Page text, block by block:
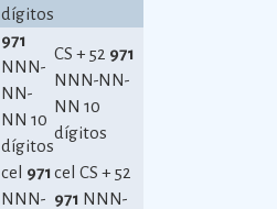
dígitos
971
NNN-
NN-
NN 10
dígitos
CS + 52 971
NNN-NN-
NN 10
dígitos
cel 971
NNN-
cel CS + 52
971 NNN-